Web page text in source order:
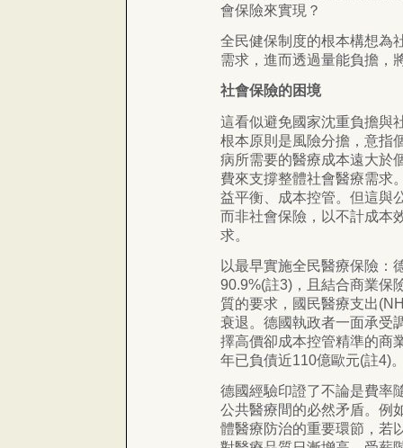
會保險來實現？
全民健保制度的根本構想為
需求，進而透過量能負擔，
社會保險的困境
這看似避免國家沈重負擔與
根本原則是風險分擔，意指
病所需要的醫療成本遠大於
費來支撐整體社會醫療需求
益平衡、成本控管。但這與
而非社會保險，以不計成本
求。
以最早實施全民醫療保險：
90.9%(註3)，且結合商業保
質的要求，國民醫療支出
衰退。德國執政者一面承受
擇高價卻成本控管精準的商
年已負債近110億歐元(註4)
德國經驗印證了不論是費率
公共醫療間的必然矛盾。例
體醫療防治的重要環節，若